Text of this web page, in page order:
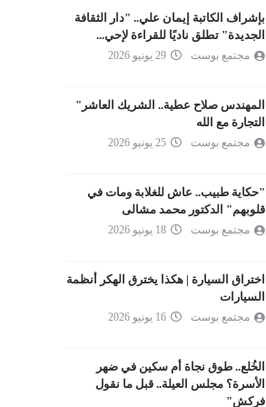
بإشراف الكاتبة إيمان علي.. "دار الثقافة
الجديدة" تطلق ناديًا للقراءة لإحي...
مجتمع بوست 29 يونيو 2026
المهندس صلاح عطية.. الشريك العاشر"
التجارة مع الله
مجتمع بوست 25 يونيو 2026
"حكاية طبيب.. عاش للغلابة ومات في
قلوبهم" الدكتور محمد مشالى
مجتمع بوست 18 يونيو 2026
اختراق السيارة | هكذا يخترق الهكر أنظمة
السيارات
مجتمع بوست 16 يونيو 2026
الخُلع.. طوق نجاة أم سكين في ضهر
الأسرة؟ مجلس العيلة.. قبل ما نقول
فركش"